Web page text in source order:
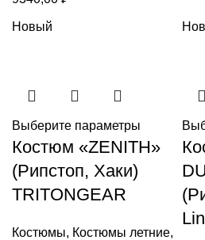
Новый
Выберите параметры
Костюм «ZENITH»
(Рипстоп, Хаки)
TRITONGEAR
Костюмы, Костюмы летние,